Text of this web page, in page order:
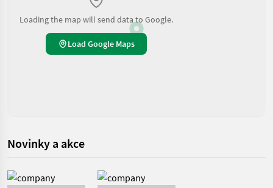
Loading the map will send data to Google.
Load Google Maps
Novinky a akce